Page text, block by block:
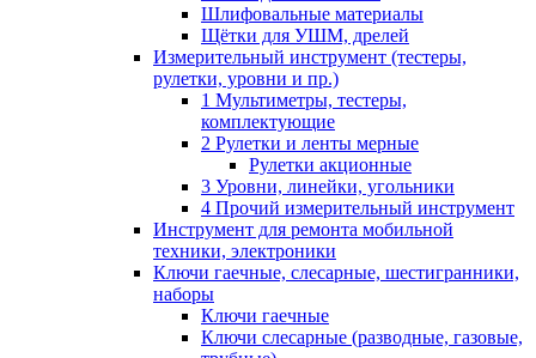
Шлифовальные материалы
Щётки для УШМ, дрелей
Измерительный инструмент (тестеры,
рулетки, уровни и пр.)
1 Мультиметры, тестеры,
комплектующие
2 Рулетки и ленты мерные
Рулетки акционные
3 Уровни, линейки, угольники
4 Прочий измерительный инструмент
Инструмент для ремонта мобильной
техники, электроники
Ключи гаечные, слесарные, шестигранники,
наборы
Ключи гаечные
Ключи слесарные (разводные, газовые,